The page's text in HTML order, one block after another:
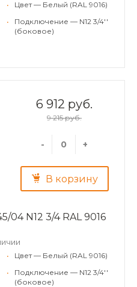
•
Цвет — Белый (RAL 9016)
•
Подключение — N12 3/4''
(боковое)
6 912 руб.
9 215 руб.
- +
В корзину
04 N12 3/4 RAL 9016
•
Цвет — Белый (RAL 9016)
•
Подключение — N12 3/4''
(боковое)